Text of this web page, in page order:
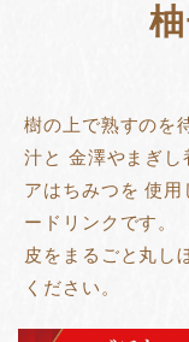
樹の上で熟すのを
汁と 金澤やまぎし
アはちみつを 使用
ードリンクです。
皮をまるごと丸し
ください。